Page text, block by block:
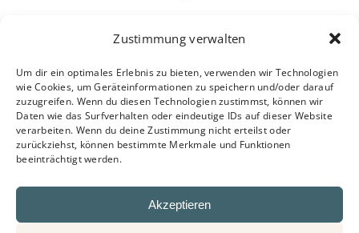
Zustimmung verwalten
Um dir ein optimales Erlebnis zu bieten, verwenden wir Technologien
wie Cookies, um Geräteinformationen zu speichern und/oder darauf
zuzugreifen. Wenn du diesen Technologien zustimmst, können wir
Daten wie das Surfverhalten oder eindeutige IDs auf dieser Website
verarbeiten. Wenn du deine Zustimmung nicht erteilst oder
zurückziehst, können bestimmte Merkmale und Funktionen
beeinträchtigt werden.
Akzeptieren
Herzlichst eure Patricia